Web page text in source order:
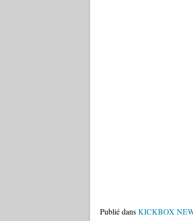
Publié dansKICKBOX